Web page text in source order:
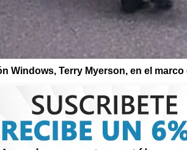
Windows, Terry Myerson, en el